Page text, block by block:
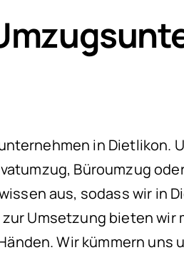
in Dietlikon.
Büroumzug
aus, sodass wir in
Umsetzung bieten
Wir kümmern uns